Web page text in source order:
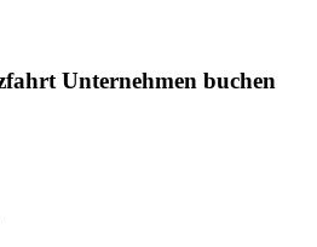
Unternehmen buchen